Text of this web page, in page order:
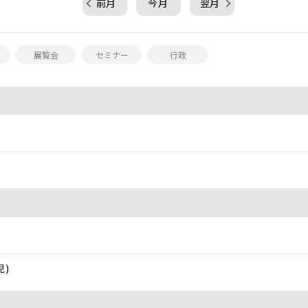
前月 今月 翌月
展覧会 セミナー 行政
)